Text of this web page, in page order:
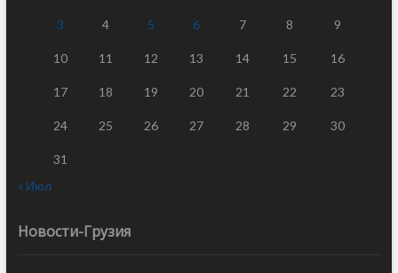
3 4 5 6 7 8 9
10 11 12 13 14 15 16
17 18 19 20 21 22 23
24 25 26 27 28 29 30
31
« Июл
Новости-Грузия